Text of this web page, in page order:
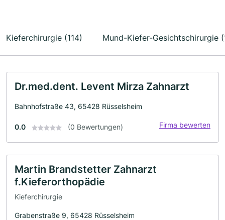
Kieferchirurgie (114) Mund-Kiefer-Gesichtschirurgie
Dr.med.dent. Levent Mirza Zahnarzt
Bahnhofstraße 43, 65428 Rüsselsheim
0.0 (0 Bewertungen) Firma bewerten
Martin Brandstetter Zahnarzt
f.Kieferorthopädie
Kieferchirurgie
Grabenstraße 9, 65428 Rüsselsheim